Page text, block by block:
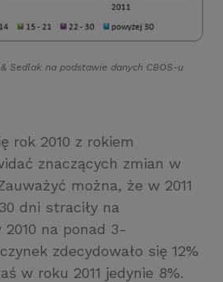
&Sedlak na podstawie danych CBOS-u
rok 2010 z rokiem
znaczących zmian w
można, że w 2011
dni straciły na
na ponad 3-
zdecydowało się 12%
w roku 2011 jedynie 8%.